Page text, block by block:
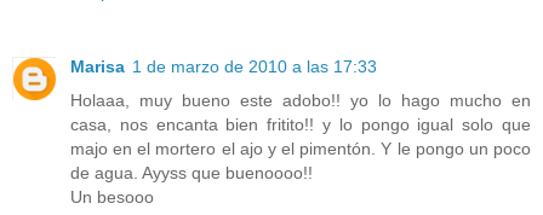
Marisa 1 de marzo de 2010 a las 17:33
Holaaa, muy bueno este adobo!! yo lo hago mucho en
casa, nos encanta bien fritito!! y lo pongo igual solo que
majo en el mortero el ajo y el pimentón. Y le pongo un poco
de agua. Ayyss que buenoooo!!
Un besooo